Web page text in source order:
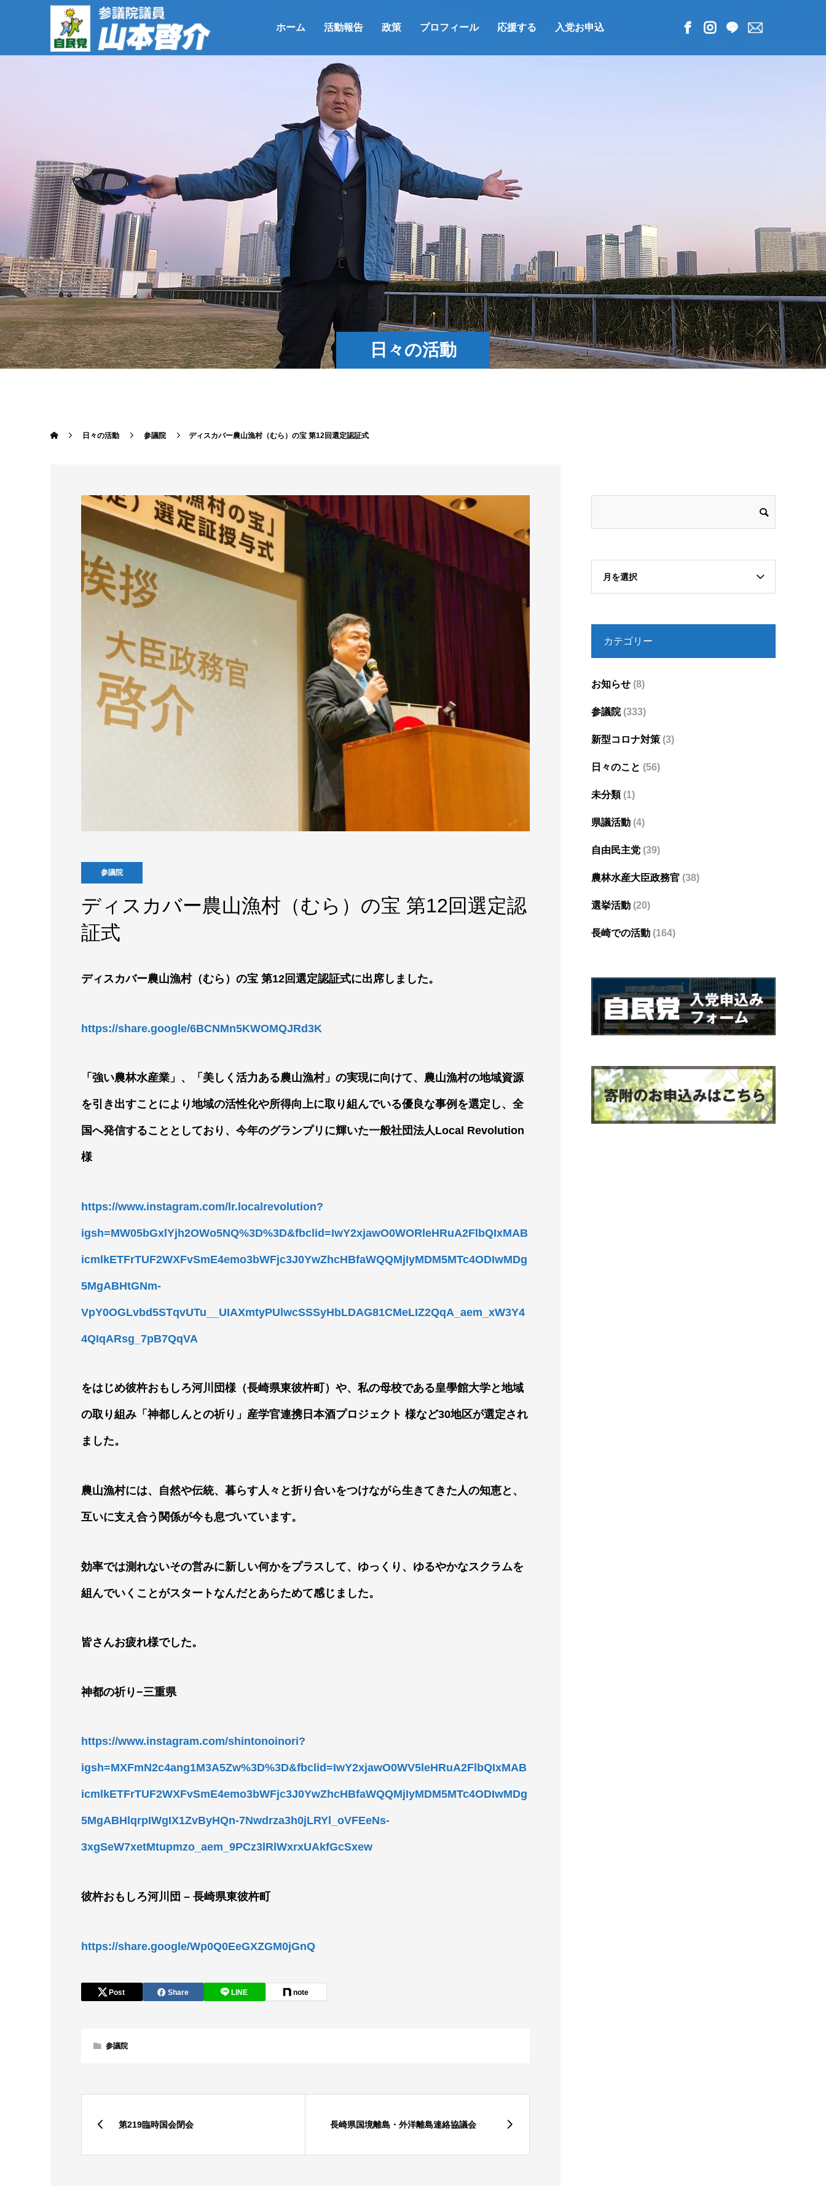
ホーム 活動報告 政策 プロフィール 応援する 入党お申込
日々の活動
日々の活動 参議院 ディスカバー農山漁村（むら）の宝 第12回選定認証式
参議院
ディスカバー農山漁村（むら）の宝 第12回選定認
証式
ディスカバー農山漁村（むら）の宝 第12回選定認証式に出席しました。
https://share.google/6BCNMn5KWOMQJRd3K
「強い農林水産業」、「美しく活力ある農山漁村」の実現に向けて、農山漁村の地域資源
を引き出すことにより地域の活性化や所得向上に取り組んでいる優良な事例を選定し、全
国へ発信することとしており、今年のグランプリに輝いた一般社団法人Local Revolution
様
https://www.instagram.com/lr.localrevolution?
igsh=MW05bGxlYjh2OWo5NQ%3D%3D&fbclid=IwY2xjawO0WORleHRuA2FlbQIxMAB
icmlkETFrTUF2WXFvSmE4emo3bWFjc3J0YwZhcHBfaWQQMjIyMDM5MTc4ODIwMDg
5MgABHtGNm-
VpY0OGLvbd5STqvUTu__UIAXmtyPUlwcSSSyHbLDAG81CMeLIZ2QqA_aem_xW3Y4
4QIqARsg_7pB7QqVA
をはじめ彼杵おもしろ河川団様（長崎県東彼杵町）や、私の母校である皇學館大学と地域
の取り組み「神都しんとの祈り」産学官連携日本酒プロジェクト 様など30地区が選定され
ました。
農山漁村には、自然や伝統、暮らす人々と折り合いをつけながら生きてきた人の知恵と、
互いに支え合う関係が今も息づいています。
効率では測れないその営みに新しい何かをプラスして、ゆっくり、ゆるやかなスクラムを
組んでいくことがスタートなんだとあらためて感じました。
皆さんお疲れ様でした。
神都の祈り−三重県
https://www.instagram.com/shintonoinori?
igsh=MXFmN2c4ang1M3A5Zw%3D%3D&fbclid=IwY2xjawO0WV5leHRuA2FlbQIxMAB
icmlkETFrTUF2WXFvSmE4emo3bWFjc3J0YwZhcHBfaWQQMjIyMDM5MTc4ODIwMDg
5MgABHlqrpIWgIX1ZvByHQn-7Nwdrza3h0jLRYl_oVFEeNs-
3xgSeW7xetMtupmzo_aem_9PCz3lRlWxrxUAkfGcSxew
彼杵おもしろ河川団 – 長崎県東彼杵町
https://share.google/Wp0Q0EeGXZGM0jGnQ
Post Share LINE note
参議院
第219臨時国会閉会 長崎県国境離島・外洋離島連絡協議会
月を選択
カテゴリー
お知らせ (8)
参議院(333)
新型コロナ対策 (3)
日々のこと (56)
未分類(1)
県議活動 (4)
自由民主党 (39)
農林水産大臣政務官 (38)
選挙活動 (20)
長崎での活動 (164)